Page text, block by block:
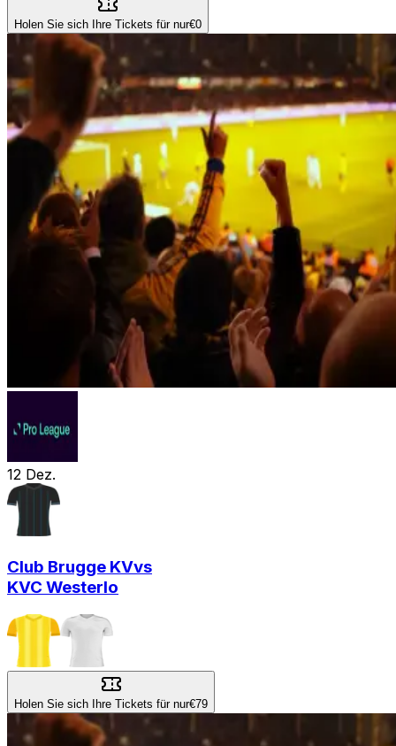
Holen Sie sich Ihre Tickets für nur€0
12 Dez.
Club Brugge KVvs
KVC Westerlo
Holen Sie sich Ihre Tickets für nur€79